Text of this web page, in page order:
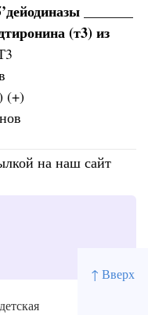
↑ Вверх
_______
(т3) из
(+)
на наш сайт